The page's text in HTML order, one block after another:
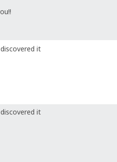
discovered it
discovered it